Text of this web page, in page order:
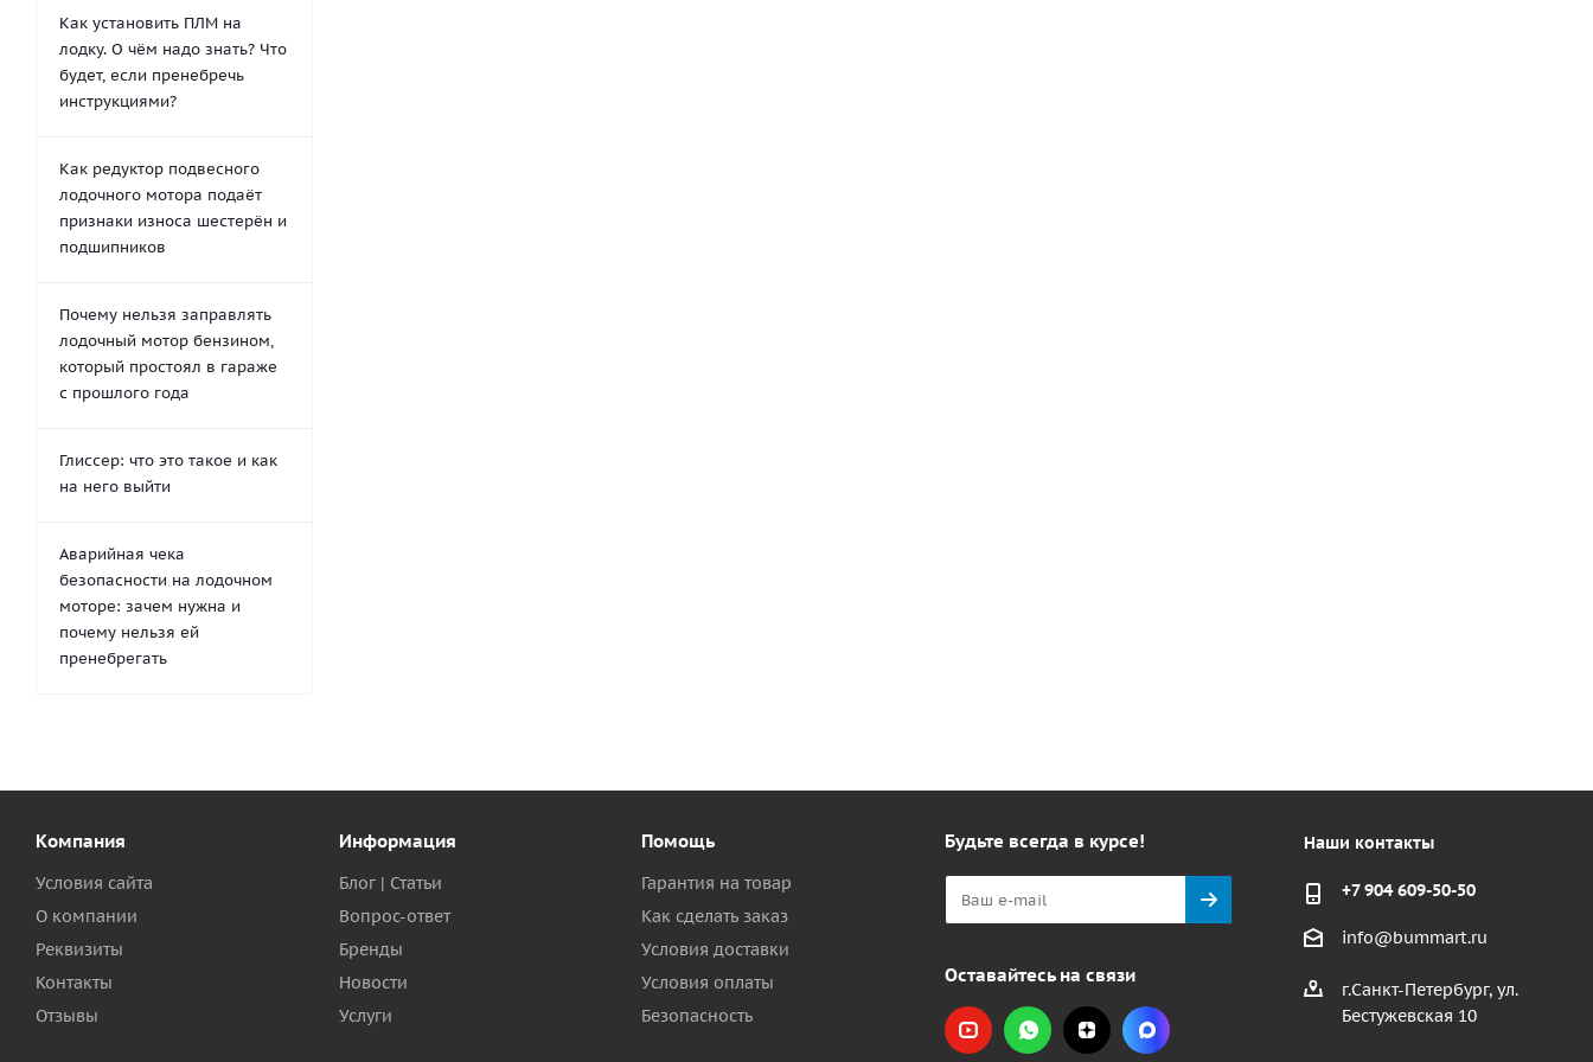
Как установить ПЛМ на
лодку. О чём надо знать? Что
будет, если пренебречь
инструкциями?
Как редуктор подвесного
лодочного мотора подаёт
признаки износа шестерён и
подшипников
Почему нельзя заправлять
лодочный мотор бензином,
который простоял в гараже
с прошлого года
Глиссер: что это такое и как
на него выйти
Аварийная чека
безопасности на лодочном
моторе: зачем нужна и
почему нельзя ей
пренебрегать
Компания
Условия сайта
О компании
Реквизиты
Контакты
Отзывы
Информация
Блог | Статьи
Вопрос-ответ
Бренды
Новости
Услуги
Помощь
Гарантия на товар
Как сделать заказ
Условия доставки
Условия оплаты
Безопасность
Будьте всегда в курсе!
Оставайтесь на связи
Наши контакты
+7 904 609-50-50
info@bummart.ru
г.Санкт-Петербург, ул.
Бестужевская 10